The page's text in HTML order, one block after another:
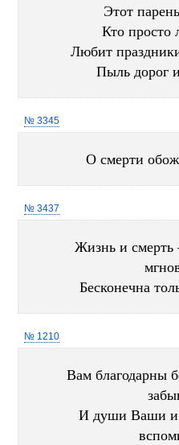
Этот
Кто просто
Любит
Пыль дорог
№ 3345
О смерти
№ 3437
Жизнь и смерть
Бесконечна
№ 1210
Вам благодарны
И души Ваши и